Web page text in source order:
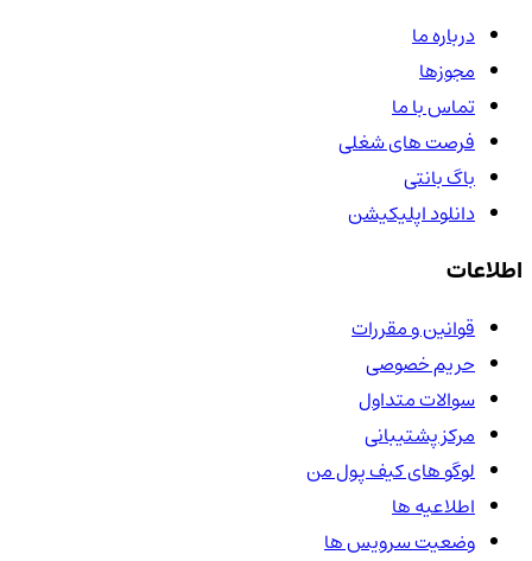
درباره ما
مجوزها
تماس با ما
فرصت های شغلی
باگ بانتی
دانلود اپلیکیشن
اطلاعات
قوانین و مقررات
حریم خصوصی
سوالات متداول
مرکز پشتیبانی
لوگو های کیف پول من
اطلاعیه ها
وضعیت سرویس ها